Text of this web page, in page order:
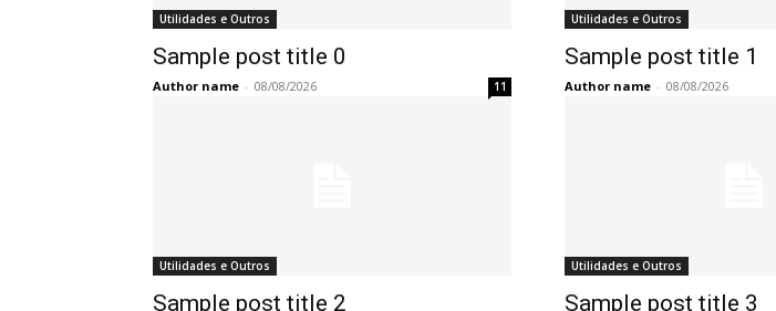
Utilidades e Outros
Sample post title 0
Author name - 08/08/2026 11
Utilidades e Outros
Sample post title 1
Author name - 08/08/2026
Utilidades e Outros
Sample post title 2
Utilidades e Outros
Sample post title 3